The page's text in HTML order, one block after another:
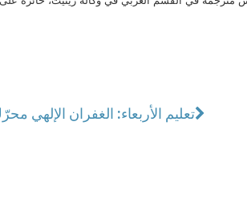
تعليم الأربعاء: الغفران الإلهي